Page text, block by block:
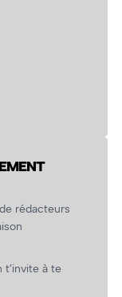
rédacteurs
t’invite à te